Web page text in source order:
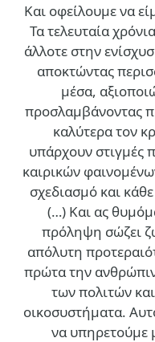
Και οφείλουμε να
Τα τελευταία
άλλοτε στην
αποκτώντας
μέσα,
προσλαμβάνοντας
καλύτερα τον
υπάρχουν στιγμές
καιρικών
σχεδιασμό και
(…) Και ας
πρόληψη σώζει
απόλυτη
πρώτα την
των πολιτών
οικοσυστήματα.
να υπηρετούμε